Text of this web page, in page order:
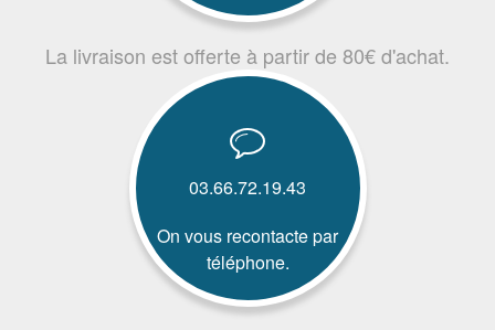
La livraison est offerte à partir de 80€ d'achat.
03.66.72.19.43
On vous recontacte par
téléphone.